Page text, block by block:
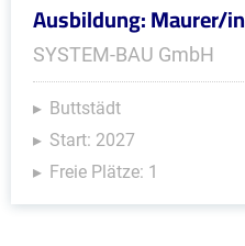
Ausbildung: Maurer/in
SYSTEM-BAU GmbH
Buttstädt
Start: 2027
Freie Plätze: 1